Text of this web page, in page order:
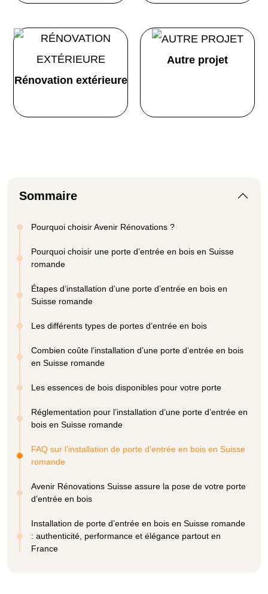
Rénovation extérieure
Autre projet
Sommaire
Pourquoi choisir Avenir Rénovations ?
Pourquoi choisir une porte d’entrée en bois en Suisse
romande
Étapes d’installation d’une porte d’entrée en bois en
Suisse romande
Les différents types de portes d’entrée en bois
Combien coûte l’installation d’une porte d’entrée en bois
en Suisse romande
Les essences de bois disponibles pour votre porte
Réglementation pour l’installation d’une porte d’entrée en
bois en Suisse romande
FAQ sur l’installation de porte d’entrée en bois en Suisse
romande
Avenir Rénovations Suisse assure la pose de votre porte
d’entrée en bois
Installation de porte d’entrée en bois en Suisse romande
: authenticité, performance et élégance partout en
France